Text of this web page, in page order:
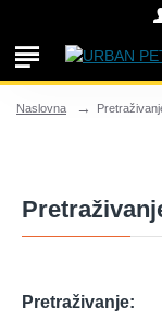
Naslovna
Pretraživanje: